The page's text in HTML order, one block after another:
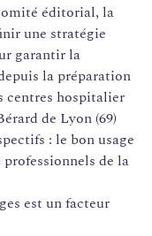
éditorial, la
une stratégie
garantir la
la préparation
centres hospitalier
de Lyon (69)
: le bon usage
de la
est un facteur